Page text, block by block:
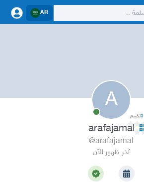
AR
A
0تقييم
arafajamal
@arafajamal
آخر ظهور الآن